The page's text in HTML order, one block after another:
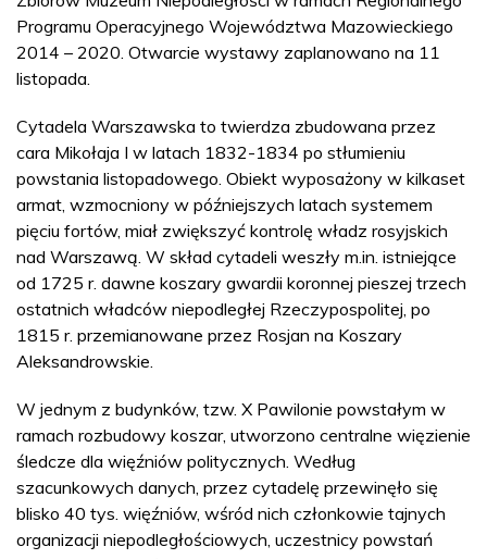
Programu Operacyjnego Województwa Mazowieckiego
2014 – 2020. Otwarcie wystawy zaplanowano na 11
listopada.
Cytadela Warszawska to twierdza zbudowana przez
cara Mikołaja I w latach 1832-1834 po stłumieniu
powstania listopadowego. Obiekt wyposażony w kilkaset
armat, wzmocniony w późniejszych latach systemem
pięciu fortów, miał zwiększyć kontrolę władz rosyjskich
nad Warszawą. W skład cytadeli weszły m.in. istniejące
od 1725 r. dawne koszary gwardii koronnej pieszej trzech
ostatnich władców niepodległej Rzeczypospolitej, po
1815 r. przemianowane przez Rosjan na Koszary
Aleksandrowskie.
W jednym z budynków, tzw. X Pawilonie powstałym w
ramach rozbudowy koszar, utworzono centralne więzienie
śledcze dla więźniów politycznych. Według
szacunkowych danych, przez cytadelę przewinęło się
blisko 40 tys. więźniów, wśród nich członkowie tajnych
organizacji niepodległościowych, uczestnicy powstań